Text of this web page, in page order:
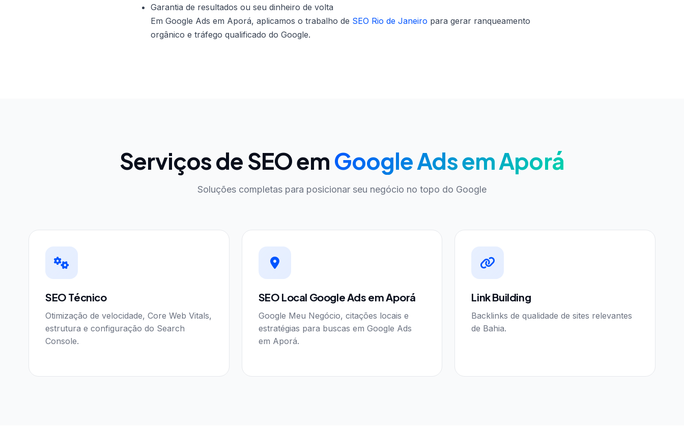
Garantia de resultados ou seu dinheiro de volta
Em Google Ads em Aporá, aplicamos o trabalho de SEO Rio de Janeiro para gerar ranqueamento
orgânico e tráfego qualificado do Google.
Serviços de SEO emGoogle Ads em Aporá
Soluções completas para posicionar seu negócio no topo do Google
SEO Técnico
Otimização de velocidade, Core Web Vitals,
estrutura e configuração do Search
Console.
SEO Local Google Ads em Aporá
Google Meu Negócio, citações locais e
estratégias para buscas em Google Ads
em Aporá.
Link Building
Backlinks de qualidade de sites relevantes
de Bahia.